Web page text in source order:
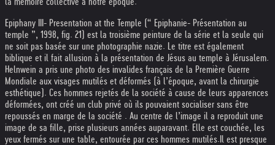
Epiphany III- Presentation at the Temple (“ Epiphanie- Présentation au
temple ”, 1998, fig. 21) est la troisième peinture de la série et la seule qui
ne soit pas basée sur une photographie nazie. Le titre est également
biblique et il fait allusion à la présentation de Jésus au temple à Jérusalem.
Helnwein a pris une photo des invalides français de la Première Guerre
Mondiale aux visages mutilés et déformés (à l’époque, avant la chirurgie
esthétique). Ces hommes rejetés de la société à cause de leurs apparences
déformées, ont créé un club privé où ils pouvaient socialiser sans être
repoussés en marge de la société . Au centre de l’image il a reproduit une
image de sa fille, prise plusieurs années auparavant. Elle est couchée, les
yeux fermés sur une table, entourée par ces hommes mutilés. Il est presque